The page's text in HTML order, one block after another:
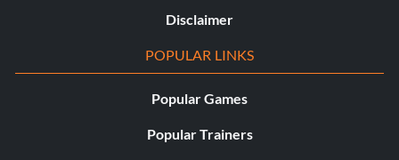
Disclaimer
POPULAR LINKS
Popular Games
Popular Trainers